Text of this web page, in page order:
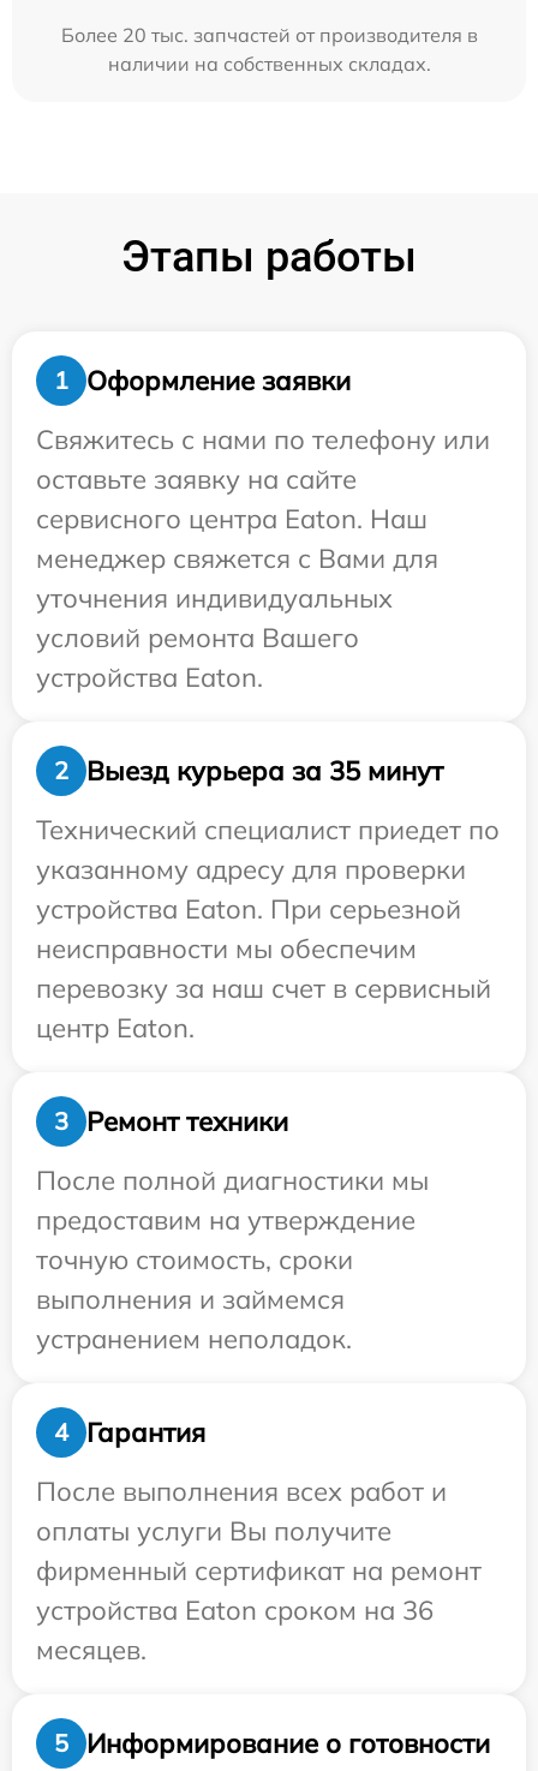
Более 20 тыс. запчастей от производителя в
наличии на собственных складах.
Этапы работы
1
Оформление заявки
Свяжитесь с нами по телефону или
оставьте заявку на сайте
сервисного центра Eaton. Наш
менеджер свяжется с Вами для
уточнения индивидуальных
условий ремонта Вашего
устройства Eaton.
2
Выезд курьера за 35 минут
Технический специалист приедет по
указанному адресу для проверки
устройства Eaton. При серьезной
неисправности мы обеспечим
перевозку за наш счет в сервисный
центр Eaton.
3
Ремонт техники
После полной диагностики мы
предоставим на утверждение
точную стоимость, сроки
выполнения и займемся
устранением неполадок.
4
Гарантия
После выполнения всех работ и
оплаты услуги Вы получите
фирменный сертификат на ремонт
устройства Eaton сроком на 36
месяцев.
5 Информирование о готовности